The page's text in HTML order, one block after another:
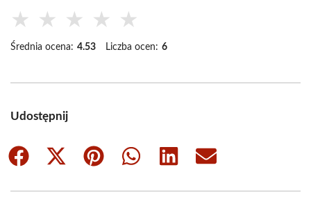
★ ★ ★ ★ ★
Średnia ocena: 4.53 Liczba ocen: 6
Udostępnij
Share
Share
(Twitter)
Share
Share
Share
Share